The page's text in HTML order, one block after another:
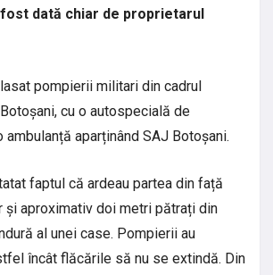
dată chiar de proprietarul
pompierii militari din cadrul
cu o autospecială de
ambulanță aparținând SAJ Botoșani.
faptul că ardeau partea din față
și aproximativ doi metri pătrați din
al unei case. Pompierii au
încât flăcările să nu se extindă. Din